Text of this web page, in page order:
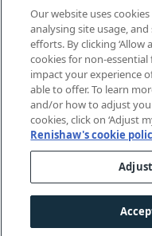
Eventos em que
© 2001–2026 Renishaw
Fale conosco
Guia de
Our website uses
analysing site usage,
efforts. By clicking ‘Allow
cookies for non-
impact your experience
able to offer. To learn
and/or how to adjust
cookies, click on ‘Adjust
Renishaw's cookie